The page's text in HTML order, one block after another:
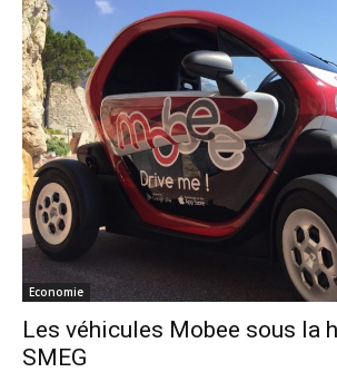
Economie
Les véhicules Mobee sous la
SMEG